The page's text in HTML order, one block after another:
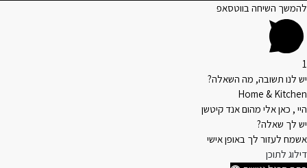
להמשך השיחה בווטסאפ
1
יש לנו תשובה, מה השאלה?
Home & Kitchen
היי , כאן אלי מהום אנד קיטשן
יש לך שאלה?
אשמח לעזור לך באופן אישי
דילוג לתוכן